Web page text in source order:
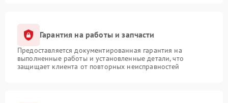
Гарантия на работы и запчасти
Предоставляется документированная гарантия на
выполненные работы и установленные детали, что
защищает клиента от повторных неисправностей